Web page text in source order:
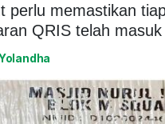
perlu memastikan
QRIS telah